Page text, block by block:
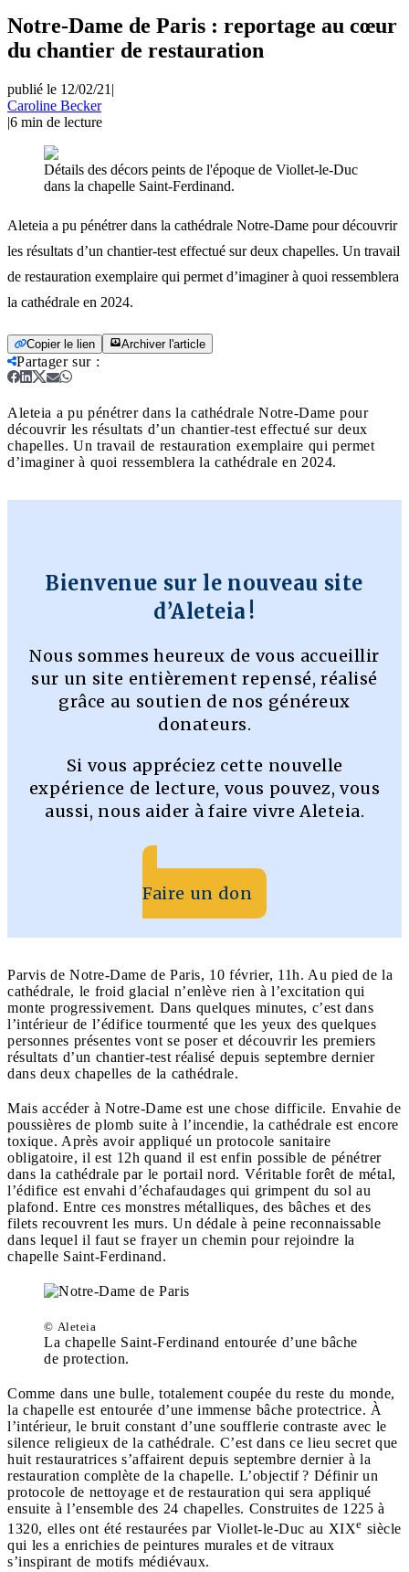
Notre-Dame de Paris : reportage au cœur
du chantier de restauration
publié le 12/02/21 |
Caroline Becker
|6 min de lecture
Détails des décors peints de l'époque de Viollet-le-Duc
dans la chapelle Saint-Ferdinand.
Aleteia a pu pénétrer dans la cathédrale Notre-Dame pour découvrir
les résultats d’un chantier-test effectué sur deux chapelles. Un travail
de restauration exemplaire qui permet d’imaginer à quoi ressemblera
la cathédrale en 2024.
Copier le lien Archiver l'article
Partager sur:
Aleteia a pu pénétrer dans la cathédrale Notre-Dame pour
découvrir les résultats d’un chantier-test effectué sur deux
chapelles. Un travail de restauration exemplaire qui permet
d’imaginer à quoi ressemblera la cathédrale en 2024.
Bienvenue sur le nouveau site
d’Aleteia !
Nous sommes heureux de vous accueillir
sur un site entièrement repensé, réalisé
grâce au soutien de nos généreux
donateurs.
Si vous appréciez cette nouvelle
expérience de lecture, vous pouvez, vous
aussi, nous aider à faire vivre Aleteia.
Faire un don
Parvis de Notre-Dame de Paris, 10 février, 11h. Au pied de la
cathédrale, le froid glacial n’enlève rien à l’excitation qui
monte progressivement. Dans quelques minutes, c’est dans
l’intérieur de l’édifice tourmenté que les yeux des quelques
personnes présentes vont se poser et découvrir les premiers
résultats d’un chantier-test réalisé depuis septembre dernier
dans deux chapelles de la cathédrale.
Mais accéder à Notre-Dame est une chose difficile. Envahie de
poussières de plomb suite à l’incendie, la cathédrale est encore
toxique. Après avoir appliqué un protocole sanitaire
obligatoire, il est 12h quand il est enfin possible de pénétrer
dans la cathédrale par le portail nord. Véritable forêt de métal,
l’édifice est envahi d’échafaudages qui grimpent du sol au
plafond. Entre ces monstres métalliques, des bâches et des
filets recouvrent les murs. Un dédale à peine reconnaissable
dans lequel il faut se frayer un chemin pour rejoindre la
chapelle Saint-Ferdinand.
© Aleteia
La chapelle Saint-Ferdinand entourée d’une bâche
de protection.
Comme dans une bulle, totalement coupée du reste du monde,
la chapelle est entourée d’une immense bâche protectrice. À
l’intérieur, le bruit constant d’une soufflerie contraste avec le
silence religieux de la cathédrale. C’est dans ce lieu secret que
huit restauratrices s’affairent depuis septembre dernier à la
restauration complète de la chapelle. L’objectif ? Définir un
protocole de nettoyage et de restauration qui sera appliqué
ensuite à l’ensemble des 24 chapelles. Construites de 1225 à
1320, elles ont été restaurées par Viollet-le-Duc au XIXe siècle
qui les a enrichies de peintures murales et de vitraux
s’inspirant de motifs médiévaux.